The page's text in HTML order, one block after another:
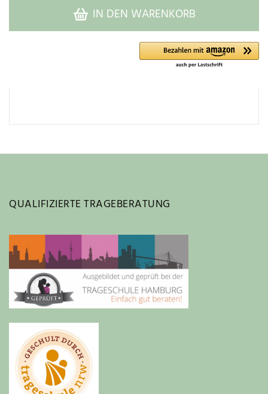
IN DEN WARENKORB
QUALIFIZIERTE TRAGEBERATUNG